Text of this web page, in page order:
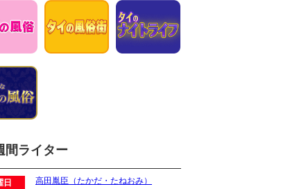
間ライター
日 高田胤臣（たかだ・たねおみ）